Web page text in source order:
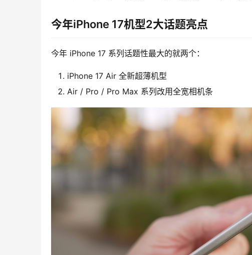
今年iPhone 17机型2大话题亮点
今年 iPhone 17 系列话题性最大的就两个：
iPhone 17 Air 全新超薄机型
Air / Pro / Pro Max 系列改用全宽相机条